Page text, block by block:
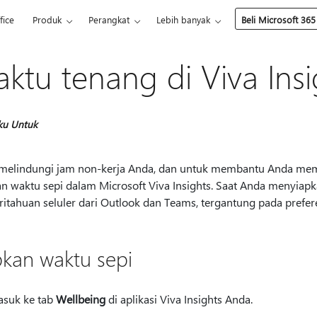
Produk Perangkat Lebih banyak Beli Microsoft 365
tenang di Viva
Untuk
jam non-kerja Anda, dan untuk membantu Anda
waktu sepi dalam Microsoft Viva Insights. Saat Anda
seluler dari Outlook dan Teams, tergantung pada
waktu sepi
ke tabWellbeingdi aplikasi Viva Insights Anda.